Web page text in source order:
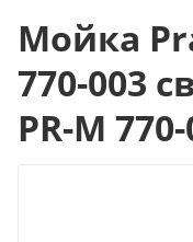
Мойка
770-003
PR-M